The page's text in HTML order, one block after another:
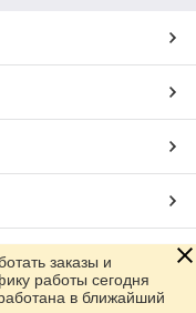
заказы и
работы сегодня
в ближайший